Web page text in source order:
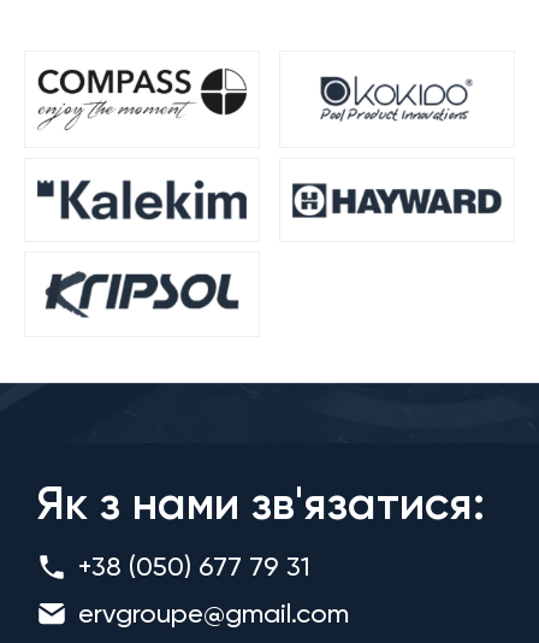
Як з нами зв'язатися:
+38 (050) 677 79 31
ervgroupe@gmail.com